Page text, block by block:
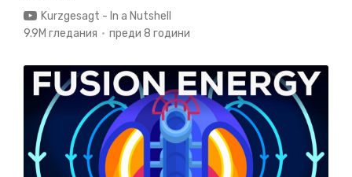
Kurzgesagt - In a Nutshell
9.9M гледания
преди 8 години